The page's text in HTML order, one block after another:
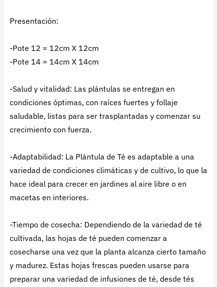
Presentación:
-Pote 12 = 12cm X 12cm
-Pote 14 = 14cm X 14cm
-Salud y vitalidad: Las plántulas se entregan en
condiciones óptimas, con raíces fuertes y follaje
saludable, listas para ser trasplantadas y comenzar su
crecimiento con fuerza.
-Adaptabilidad: La Plántula de Té es adaptable a una
variedad de condiciones climáticas y de cultivo, lo que la
hace ideal para crecer en jardines al aire libre o en
macetas en interiores.
-Tiempo de cosecha: Dependiendo de la variedad de té
cultivada, las hojas de té pueden comenzar a
cosecharse una vez que la planta alcanza cierto tamaño
y madurez. Estas hojas frescas pueden usarse para
preparar una variedad de infusiones de té, desde tés